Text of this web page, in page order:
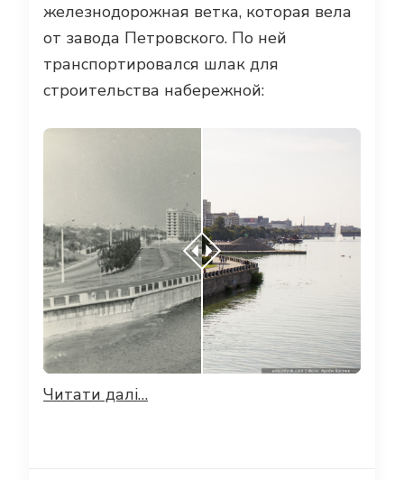
железнодорожная ветка, которая вела
от завода Петровского. По ней
транспортировался шлак для
строительства набережной:
Читати далі…